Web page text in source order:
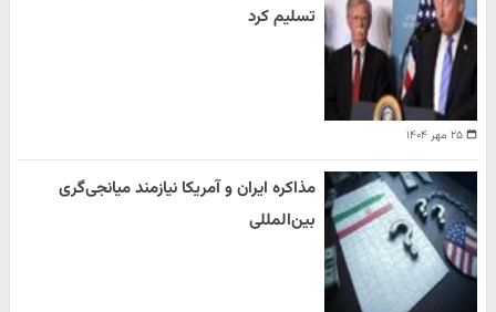
۲۵ مهر ۱۴۰۴
تسلیم کرد
مذاکره ایران و آمریکا نیازمند میانجی‌گری
بین‌المللی